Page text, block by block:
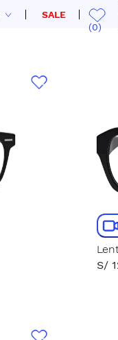
SALE
(0)
S/